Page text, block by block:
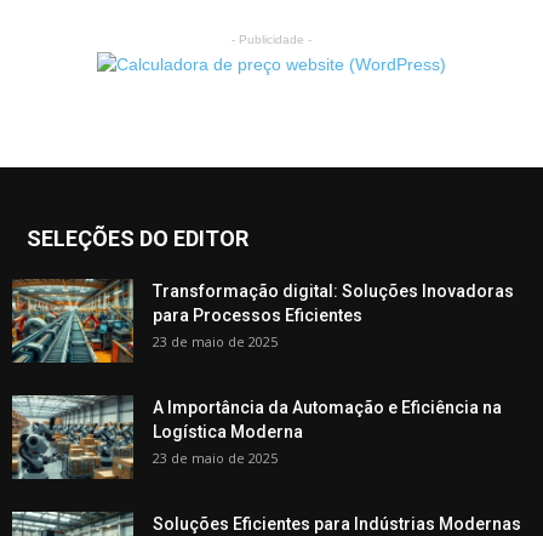
- Publicidade -
SELEÇÕES DO EDITOR
Transformação digital: Soluções Inovadoras
para Processos Eficientes
23 de maio de 2025
A Importância da Automação e Eficiência na
Logística Moderna
23 de maio de 2025
Soluções Eficientes para Indústrias Modernas